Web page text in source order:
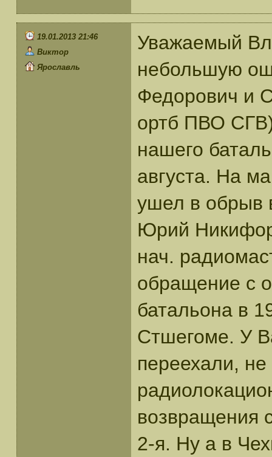
19.01.2013 21:46
Виктор
Ярославль
Уважаемый
небольшую
Федорович и
ортб ПВО
нашего
августа. На
ушел в обрыв
Юрий
нач.
обращение с
батальона в
Стшегоме. У
переехали,
возвращения
2-я. Ну а в